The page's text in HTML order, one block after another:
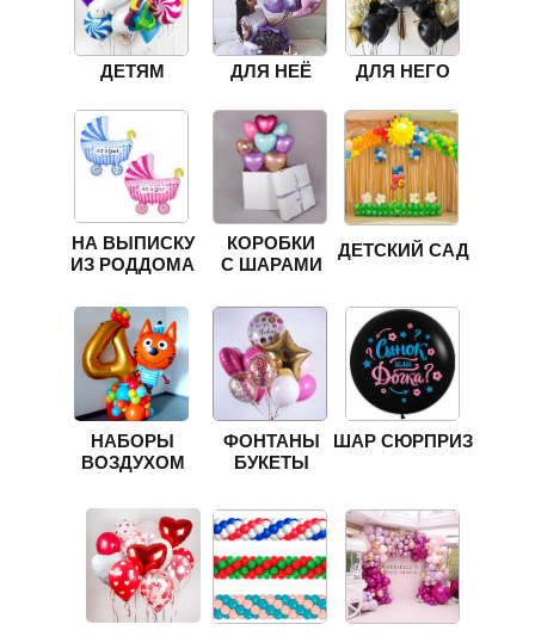
ФОНТАНЫ
БУКЕТЫ
ДЛЯ НЕЁ ДЛЯ НЕГО
ДЕТЯМ
НА ВЫПИСКУ
ИЗ РОДДОМА
ШАР СЮРПРИЗ
КОРОБКИ
С ШАРАМИ
НАБОРЫ
ВОЗДУХОМ
ДЕТСКИЙ САД